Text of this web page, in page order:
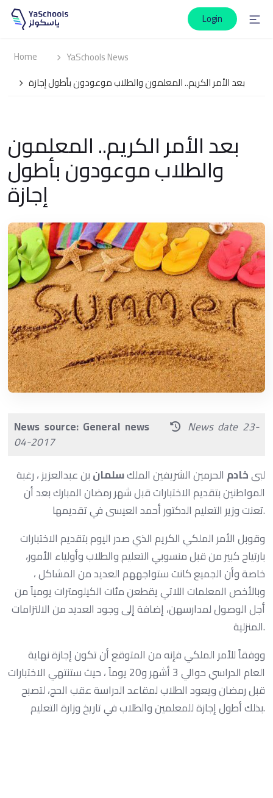
Login
Home
YaSchools News
بعد الأمر الكريم.. المعلمون والطلاب موعودون بأطول إجازة
بعد الأمر الكريم.. المعلمون
والطلاب موعودون بأطول
إجازة
News source: General news News date 23-
04-2017
لبىخادم الحرمين الشريفين الملكسلمانبن عبدالعزيز ، رغبة
المواطنين بتقديم الاختبارات قبل شهر رمضان المبارك بعد أن
تعنت وزير التعليم الدكتور أحمد العيسى في تقديمها.
وقوبل الأمر الملكي الكريم الذي صدر اليوم بتقديم الاختبارات
بارتياح كبير من قبل منسوبي التعليم والطلاب وأولياء الأمور،
خاصة وأن الجميع كانت ستواجههم العديد من المشاكل ،
وبالأخص المعلمات اللاتي يقطعن مئات الكيلومترات يومياً من
أجل الوصول لمدارسهن، إضافة إلى وجود العديد من الالتزامات
المنزلية.
ووفقاً للأمر الملكي فإنه من المتوقع أن تكون إجازة نهاية
العام الدراسي حوالي 3 أشهر و20 يوماً ، حيث ستنتهي الاختبارات
قبل رمضان ويعود الطلاب لمقاعد الدراسة عقب الحج، لتصبح
بذلك أطول إجازة للمعلمين والطلاب في تاريخ وزارة التعليم.